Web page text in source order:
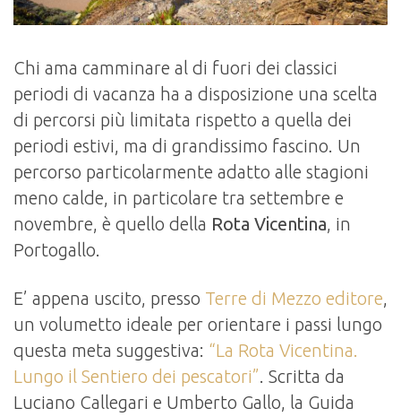
Chi ama camminare al di fuori dei classici
periodi di vacanza ha a disposizione una scelta
di percorsi più limitata rispetto a quella dei
periodi estivi, ma di grandissimo fascino. Un
percorso particolarmente adatto alle stagioni
meno calde, in particolare tra settembre e
novembre, è quello della Rota Vicentina, in
Portogallo.
E’ appena uscito, presso Terre di Mezzo editore,
un volumetto ideale per orientare i passi lungo
questa meta suggestiva: “La Rota Vicentina.
Lungo il Sentiero dei pescatori”. Scritta da
Luciano Callegari e Umberto Gallo, la Guida